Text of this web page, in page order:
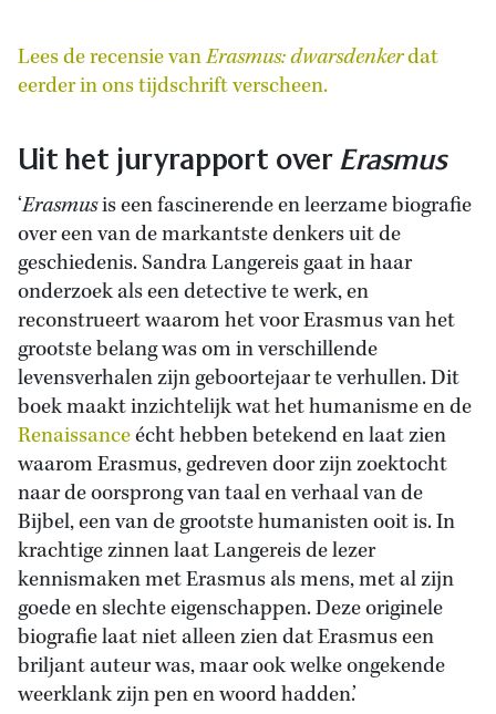
Lees de recensie vanErasmus: dwarsdenkerdat
eerder in ons tijdschrift verscheen.
Uit het juryrapport over Erasmus
‘Erasmusis een fascinerende en leerzame biografie
over een van de markantste denkers uit de
geschiedenis. Sandra Langereis gaat in haar
onderzoek als een detective te werk, en
reconstrueert waarom het voor Erasmus van het
grootste belang was om in verschillende
levensverhalen zijn geboortejaar te verhullen. Dit
boek maakt inzichtelijk wat het humanisme en de
Renaissanceécht hebben betekend en laat zien
waarom Erasmus, gedreven door zijn zoektocht
naar de oorsprong van taal en verhaal van de
Bijbel, een van de grootste humanisten ooit is. In
krachtige zinnen laat Langereis de lezer
kennismaken met Erasmus als mens, met al zijn
goede en slechte eigenschappen. Deze originele
biografie laat niet alleen zien dat Erasmus een
briljant auteur was, maar ook welke ongekende
weerklank zijn pen en woord hadden.’